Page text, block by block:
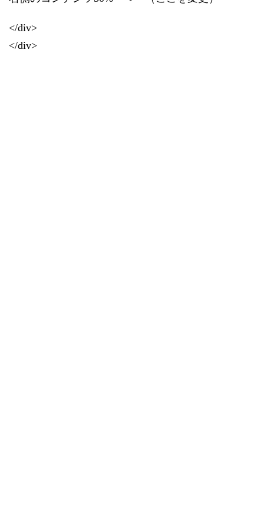
</div>
</div>